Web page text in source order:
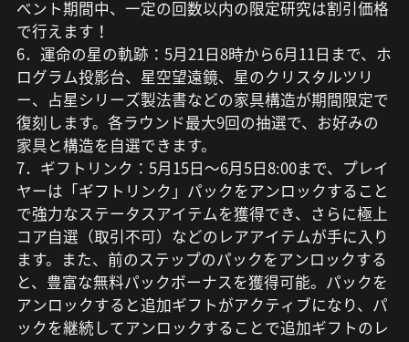
ベント期間中、一定の回数以内の限定研究は割引価格
で行えます！
6．運命の星の軌跡：5月21日8時から6月11日まで、ホ
ログラム投影台、星空望遠鏡、星のクリスタルツリ
ー、占星シリーズ製法書などの家具構造が期間限定で
復刻します。各ラウンド最大9回の抽選で、お好みの
家具と構造を自選できます。
7．ギフトリンク：5月15日～6月5日8:00まで、プレイ
ヤーは「ギフトリンク」パックをアンロックすること
で強力なステータスアイテムを獲得でき、さらに極上
コア自選（取引不可）などのレアアイテムが手に入り
ます。また、前のステップのパックをアンロックする
と、豊富な無料パックボーナスを獲得可能。パックを
アンロックすると追加ギフトがアクティブになり、パ
ックを継続してアンロックすることで追加ギフトのレ